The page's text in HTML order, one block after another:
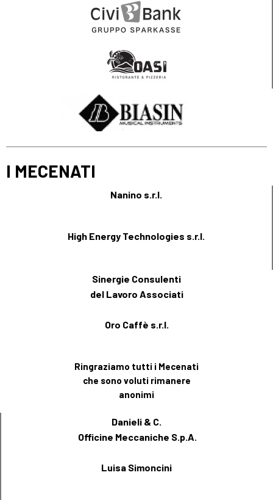
I MECENATI
Nanino s.r.l.
High Energy Technologies s.r.l.
Sinergie Consulenti
del Lavoro Associati
Oro Caffè s.r.l.
Ringraziamo tutti i Mecenati
che sono voluti rimanere
anonimi
Danieli & C.
Officine Meccaniche S.p.A.
Luisa Simoncini